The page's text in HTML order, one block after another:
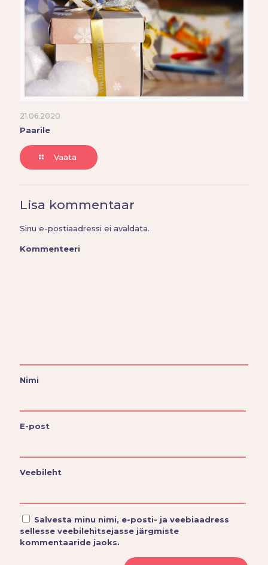
21.06.2020
Paarile
Vaata
Lisa kommentaar
Sinu e-postiaadressi ei avaldata.
Kommenteeri
Nimi
E-post
Veebileht
Salvesta minu nimi, e-posti- ja veebiaadress
sellesse veebilehitsejasse järgmiste
kommentaaride jaoks.